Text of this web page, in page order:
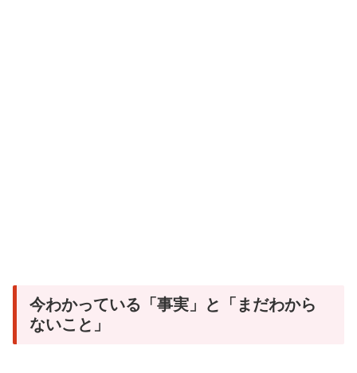
今わかっている「事実」と「まだわから
ないこと」